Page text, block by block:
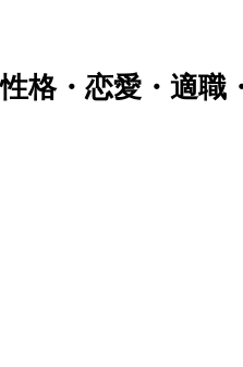
格・恋愛・適職